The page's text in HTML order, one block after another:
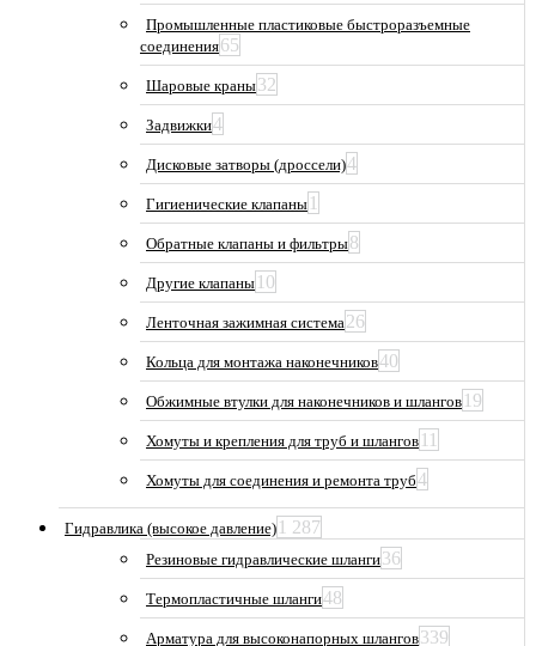
Промышленные пластиковые быстроразъемные
соединения65
Шаровые краны32
Задвижки4
Дисковые затворы (дроссели)4
Гигиенические клапаны 1
Обратные клапаны и фильтры8
Другие клапаны 10
Ленточная зажимная система26
Кольца для монтажа наконечников40
Обжимные втулки для наконечников и шлангов 19
Хомуты и крепления для труб и шлангов 11
Хомуты для соединения и ремонта труб4
Гидравлика (высокое давление) 1 287
Резиновые гидравлические шланги36
Термопластичные шланги48
Арматура для высоконапорных шлангов339